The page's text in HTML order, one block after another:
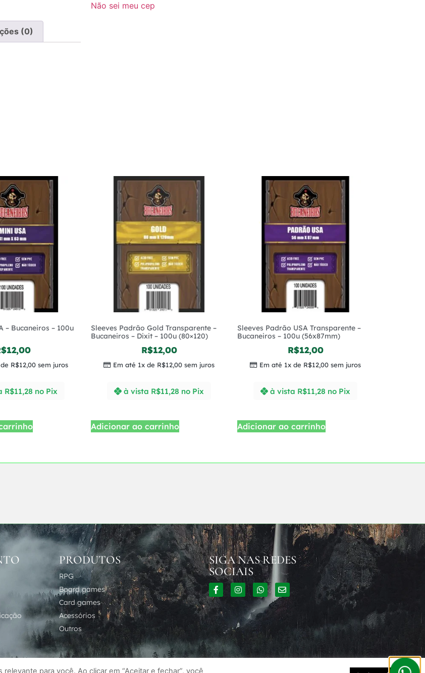
(0)
Não sei meu cep
– Bucaneiros – 100u
12,00
R$12,00 sem juros
R$11,28 no Pix
Sleeves Padrão Gold Transparente –
Bucaneiros – Dixit – 100u (80×120)
R$12,00
Em até 1x de R$12,00 sem juros
à vista R$11,28 no Pix
Adicionar ao carrinho
Sleeves Padrão USA Transparente –
Bucaneiros – 100u (56x87mm)
R$12,00
Em até 1x de R$12,00 sem juros
à vista R$11,28 no Pix
Adicionar ao carrinho
PRODUTOS
RPG
Board games
Card games
Acessórios
Outros
SIGA NAS REDES
SOCIAIS
para você. Ao clicar em “Aceitar e fechar”, você